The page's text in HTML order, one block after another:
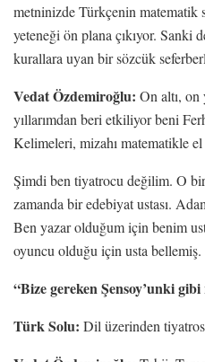
metninizde Türkçenin matematik
yeteneği ön plana çıkıyor. Sanki
kurallara uyan bir sözcük
Vedat Özdemiroğlu: On altı, on
yıllarımdan beri etkiliyor beni
Kelimeleri, mizahı matematikle
Şimdi ben tiyatrocu değilim. O bir
zamanda bir edebiyat ustası.
Ben yazar olduğum için benim
oyuncu olduğu için usta bellemiş.
“Bize gereken Şensoy’unki
Türk Solu: Dil üzerinden